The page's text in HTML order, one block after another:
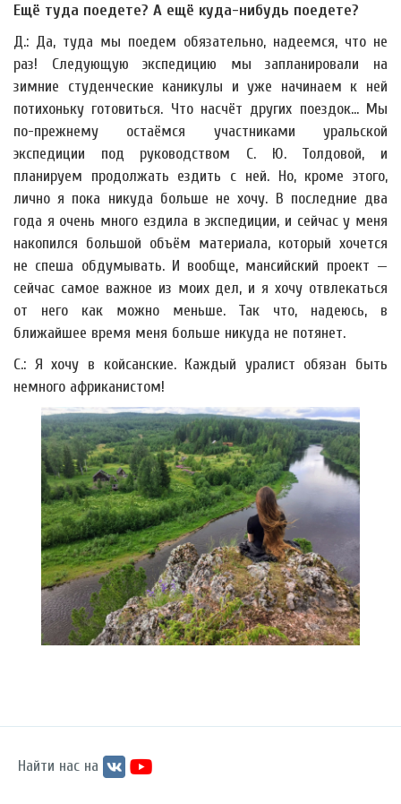
Ещё туда поедете? А ещё куда-нибудь поедете?
Д.: Да, туда мы поедем обязательно, надеемся, что не
раз! Следующую экспедицию мы запланировали на
зимние студенческие каникулы и уже начинаем к ней
потихоньку готовиться. Что насчёт других поездок… Мы
по-прежнему остаёмся участниками уральской
экспедиции под руководством С. Ю. Толдовой, и
планируем продолжать ездить с ней. Но, кроме этого,
лично я пока никуда больше не хочу. В последние два
года я очень много ездила в экспедиции, и сейчас у меня
накопился большой объём материала, который хочется
не спеша обдумывать. И вообще, мансийский проект —
сейчас самое важное из моих дел, и я хочу отвлекаться
от него как можно меньше. Так что, надеюсь, в
ближайшее время меня больше никуда не потянет.
С.: Я хочу в койсанские. Каждый уралист обязан быть
немного африканистом!
Найти нас на